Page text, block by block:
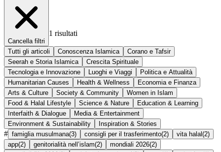
Cancella filtri
1 risultati
Tutti gli articoli Conoscenza Islamica
Corano e Tafsir
Seerah e Storia Islamica
Crescita Spirituale
Tecnologia e Innovazione
Luoghi e Viaggi
Politica e Attualità
Humanitarian Causes
Health & Wellness
Economia e Finanza
Arts & Culture
Society & Community
Women in Islam
Food & Halal Lifestyle
Science & Nature
Education & Learning
Interfaith & Dialogue
Media & Entertainment
Environment & Sustainability
Inspiration & Stories
# famiglia musulmana(3) consigli per il trasferimento(2) vita halal (2)
app(2) genitorialità nell’islam(2) mondiali 2026(2)